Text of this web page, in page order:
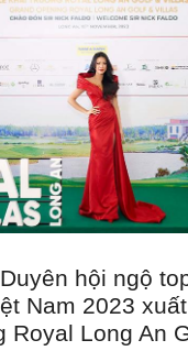
hội ngộ
Nam 2023
Royal Long An